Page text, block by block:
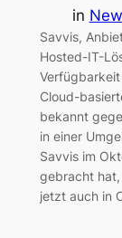
in
Savvis,
Hosted-IT-
Cloud-
bekannt
in einer
Savvis im
gebracht
jetzt auch in